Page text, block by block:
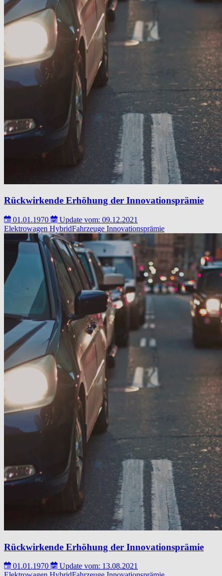
Rückwirkende Erhöhung der Innovationsprämie
01.01.1970
Update vom: 09.12.2021
Elektrowagen HybridFahrzeuge Innovationsprämie
Rückwirkende Erhöhung der Innovationsprämie
01.01.1970
Update vom: 13.08.2021